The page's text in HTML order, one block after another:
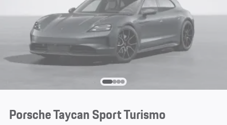
Porsche Taycan Sport Turismo